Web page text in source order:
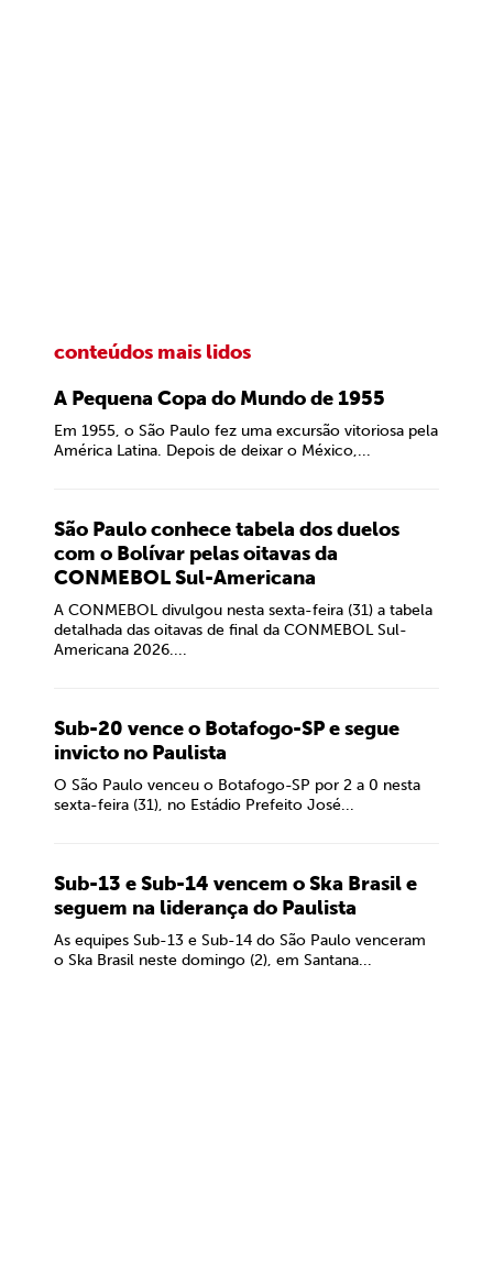
conteúdos mais lidos
A Pequena Copa do Mundo de 1955
Em 1955, o São Paulo fez uma excursão vitoriosa pela
América Latina. Depois de deixar o México,...
São Paulo conhece tabela dos duelos
com o Bolívar pelas oitavas da
CONMEBOL Sul-Americana
A CONMEBOL divulgou nesta sexta-feira (31) a tabela
detalhada das oitavas de final da CONMEBOL Sul-
Americana 2026....
Sub-20 vence o Botafogo-SP e segue
invicto no Paulista
O São Paulo venceu o Botafogo-SP por 2 a 0 nesta
sexta-feira (31), no Estádio Prefeito José...
Sub-13 e Sub-14 vencem o Ska Brasil e
seguem na liderança do Paulista
As equipes Sub-13 e Sub-14 do São Paulo venceram
o Ska Brasil neste domingo (2), em Santana...